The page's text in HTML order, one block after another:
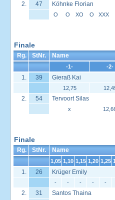
2. 47 Köhnke Florian
O O XO O XXX
Finale
Rg. StNr. Name
-1- -2-
1. 39 Gieraß Kai
12,75
2. 54 Tervoort Silas
x
Finale
Rg. StNr. Name
1,05 1,10 1,15 1,20 1,25
1. 26 Krüger Emily
- - - - -
2. 31 Santos Thaina